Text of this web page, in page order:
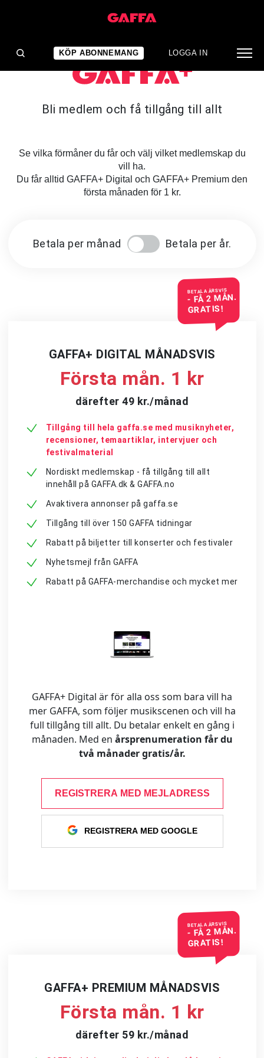
KÖP ABONNEMANG LOGGA IN
Bli medlem och få tillgång till allt
Se vilka förmåner du får och välj vilket medlemskap du
vill ha.
Du får alltid GAFFA+ Digital och GAFFA+ Premium den
första månaden för 1 kr.
Betala per månad Betala per år.
BETALA ÅRSVIS
- FÅ 2 MÅN.
GRATIS!
GAFFA+ DIGITAL MÅNADSVIS
Första mån. 1 kr
därefter 49 kr./månad
Tillgång till hela gaffa.se med musiknyheter,
recensioner, temaartiklar, intervjuer och
festivalmaterial
Nordiskt medlemskap - få tillgång till allt
innehåll på GAFFA.dk & GAFFA.no
Avaktivera annonser på gaffa.se
Tillgång till över 150 GAFFA tidningar
Rabatt på biljetter till konserter och festivaler
Nyhetsmejl från GAFFA
Rabatt på GAFFA-merchandise och mycket mer
GAFFA+ Digital är för alla oss som bara vill ha
mer GAFFA, som följer musikscenen och vill ha
full tillgång till allt. Du betalar enkelt en gång i
månaden. Med en årsprenumeration får du
två månader gratis/år.
REGISTRERA MED MEJLADRESS
REGISTRERA MED GOOGLE
BETALA ÅRSVIS
- FÅ 2 MÅN.
GRATIS!
GAFFA+ PREMIUM MÅNADSVIS
Första mån. 1 kr
därefter 59 kr./månad